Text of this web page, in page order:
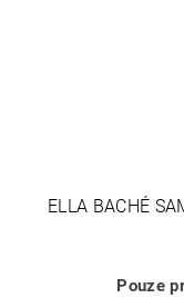
ELLA BACHÉ
Pouze